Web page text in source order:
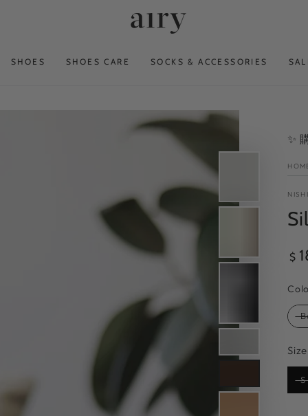
SHOES SHOES CARE SOCKS & ACCESSORIES
✨
price
$
Size